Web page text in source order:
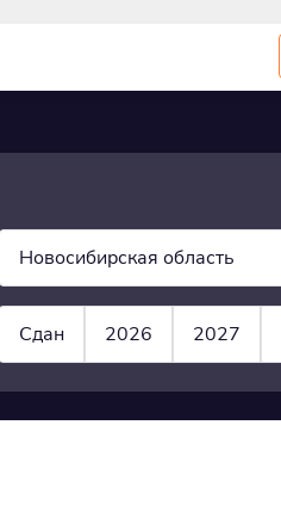
Новосибирская область
Сдан 2026 2027